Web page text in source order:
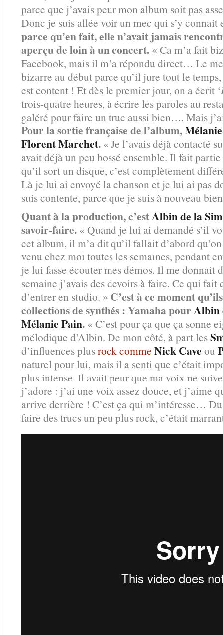
parce que j’avais peur mon album soit pas
Donc je suis allée voir un mec qui s’y connait
parce qu’en fait, elle n’avait jamais
aperçu de loin à un concert. « Ca m’a fait
Facebook, mais il m’a répondu direct… Le
bizarre au début parce qu’il jure tout le
est content ! Et dès le premier jour, on a écrit ‘
trois-quatre heures, à écrire les paroles au
galéré pour faire un truc aussi bien…. Mais
Pour la sortie française de l’album,
Florent Marchet. « Je l’avais déjà contacté
avait déjà un peu bossé ensemble. Il fait
qu’il sort un disque, c’est complètement
Là je lui ai envoyé la chanson et je lui ai pas
suis contente, parce que je suis à nouveau
Quant à la production, c’estAlbin de la
savoir-faire. « Quand je lui ai demandé s’il
cet album, il m’a dit qu’il fallait d’abord
venu chez moi toutes les semaines, pendant
je lui fasse écouter mes démos. Il me donnait
semaine j’avais des devoirs à faire. Ce qui fait
d’entrer en studio. » C’est à ce moment
collections de synthés : Yamaha pourAlbin
Mélanie Pain. « C’est pour ça que ça sonne
mélodique d’Albin. De mon côté, à part les
d’influences plusrock comme Nick Cave ou
naturel pour lui, mais il a senti que c’était
plus intense. Il avait peur que ma voix ne
j’adore : j’ai une voix assez douce, et j’aime
arrive derrière ! C’est ça qui m’intéresse…
faire des trucs un peu plus rock, c’était